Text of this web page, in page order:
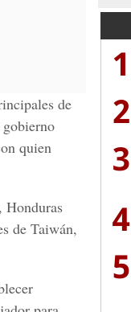
de
quien
Honduras
de Taiwán,
1
2
3
4
5